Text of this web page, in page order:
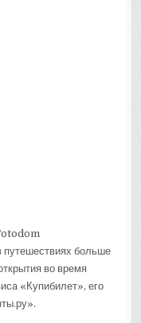
путешествиях больше
во время
«Купибилет», его